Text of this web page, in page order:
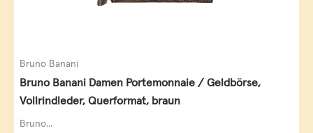
Bruno Banani
Bruno Banani Damen Portemonnaie / Geldbörse,
Vollrindleder, Querformat, braun
Bruno...